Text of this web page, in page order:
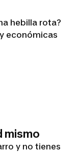
hebilla rota?
económicas
mismo
y no tienes